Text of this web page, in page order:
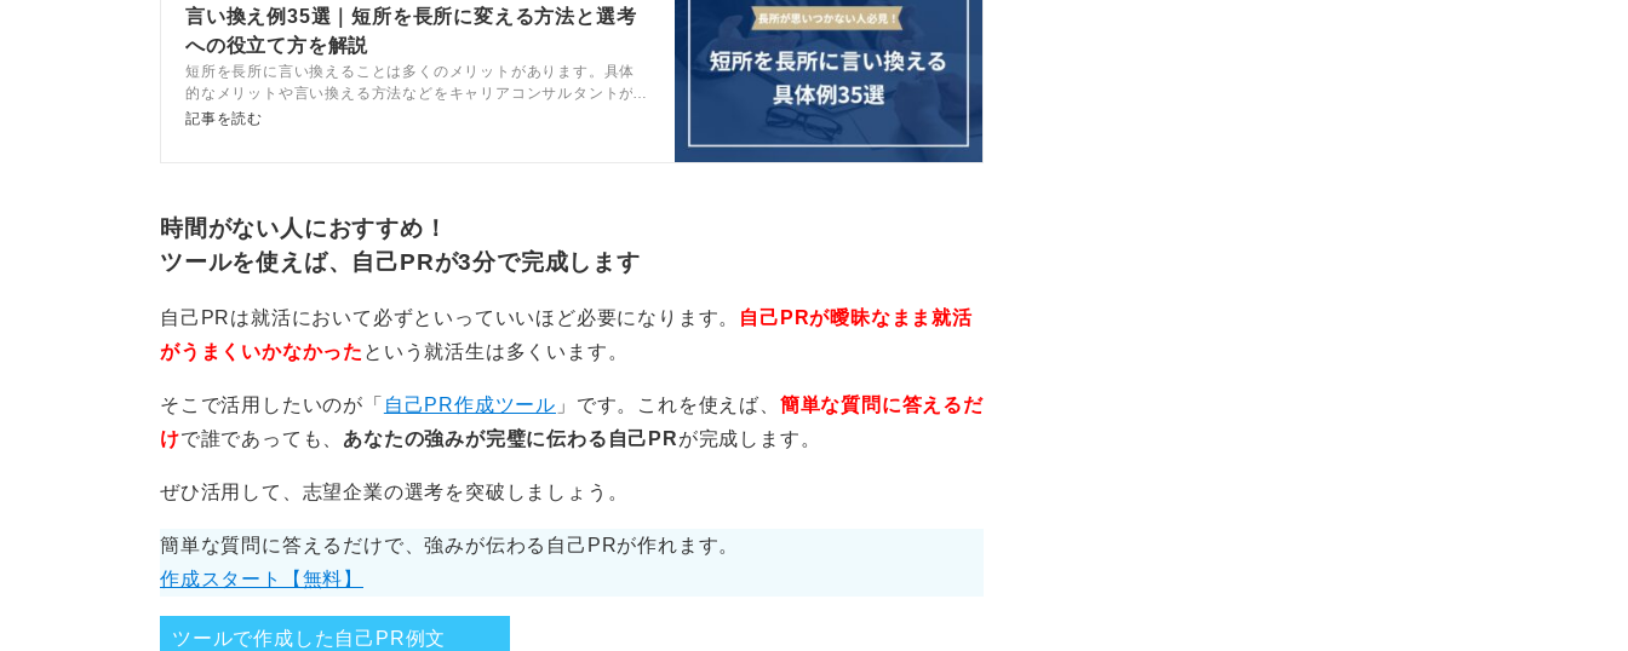
1
言い換え例35選｜短所を長所に変える方法と選考
への役立て方を解説
短所を長所に言い換えることは多くのメリットがあります。具体
的なメリットや言い換える方法などをキャリアコンサルタントが
解説します。短所を長所に言い換える例も紹介しているので、長
記事を読む
時間がない人におすすめ！
ツールを使えば、自己PRが3分で完成します
自己PRは就活において必ずといっていいほど必要になります。
自己PRが曖昧なまま就活
がうまくいかなかった という就活生は多くいます。
そこで活用したいのが「 自己PR作成ツール 」です。これを使えば、 簡単な質問に答えるだ
けで誰であっても、 あなたの強みが完璧に伝わる自己PRが完成します。
ぜひ活用して、志望企業の選考を突破しましょう。
簡単な質問に答えるだけで、強みが伝わる自己PRが作れます。
作成スタート【無料】
ツールで作成した自己PR例文